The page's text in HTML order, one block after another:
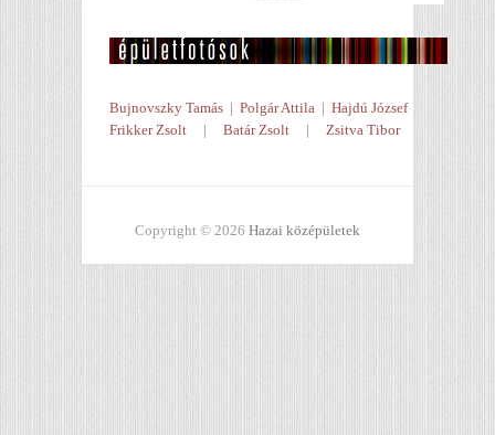
Bujnovszky Tamás | Polgár Attila | Hajdú József
Frikker Zsolt | Batár Zsolt | Zsitva Tibor
Copyright © 2026 Hazai középületek